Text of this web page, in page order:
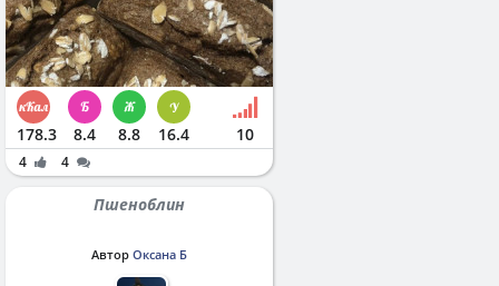
178.3 8.4 8.8 16.4 10
4 4
Пшеноблин
Автор Оксана Б